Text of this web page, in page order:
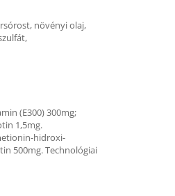
növényi olaj,
(E300) 300mg;
1,5mg.
hidroxi-
500mg. Technológiai